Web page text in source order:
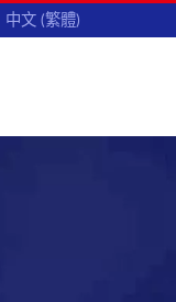
中文 (繁體)